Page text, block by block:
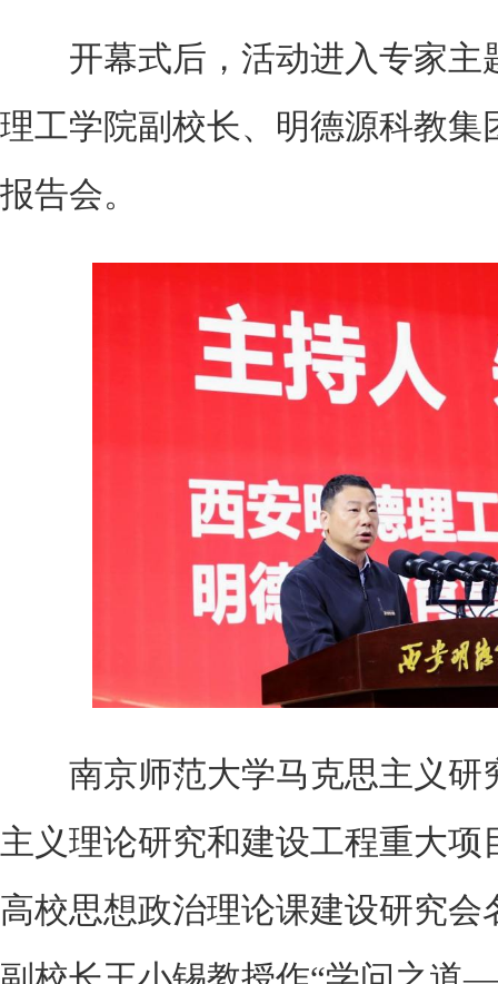
开幕式后，活动进入专家主
理工学院副校长、明德源科教集
报告会。
南京师范大学马克思主义研
主义理论研究和建设工程重大项
高校思想政治理论课建设研究会